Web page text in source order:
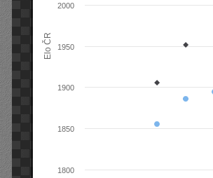
Elo ČR
1800
1850
1900
1950
2000